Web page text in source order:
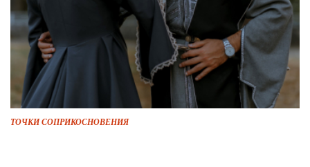
ТОЧКИ СОПРИКОСНОВЕНИЯ